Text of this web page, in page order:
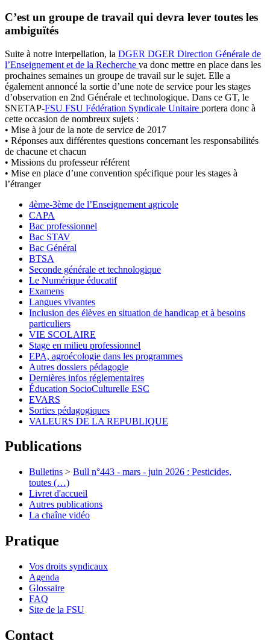
C’est un groupe de travail qui devra lever toutes les
ambiguïtés
Suite à notre interpellation, la DGER DGER Direction Générale de
l’Enseignement et de la Recherche va donc mettre en place dans les
prochaines semaines un groupe de travail sur le sujet. Elle a
également annoncé la sortie d’une note de service pour les stages
d’observation en 2nd Générale et technologique. Dans ce GT, le
SNETAP-FSU FSU Fédération Syndicale Unitaire portera donc à
cette occasion de nombreux sujets :
• Mise à jour de la note de service de 2017
• Réponses aux différentes questions concernant les responsabilités
de chacune et chacun
• Missions du professeur référent
• Mise en place d’une convention spécifique pour les stages à
l’étranger
4ème-3ème de l’Enseignement agricole
CAPA
Bac professionnel
Bac STAV
Bac Général
BTSA
Seconde générale et technologique
Le Numérique éducatif
Examens
Langues vivantes
Inclusion des élèves en situation de handicap et à besoins
particuliers
VIE SCOLAIRE
Stage en milieu professionnel
EPA, agroécologie dans les programmes
Autres dossiers pédagogie
Dernières infos réglementaires
Éducation SocioCulturelle ESC
EVARS
Sorties pédagogiques
VALEURS DE LA REPUBLIQUE
Publications
Bulletins > Bull n°443 - mars - juin 2026 : Pesticides,
toutes (…)
Livret d'accueil
Autres publications
La chaîne vidéo
Pratique
Vos droits syndicaux
Agenda
Glossaire
FAQ
Site de la FSU
Contact